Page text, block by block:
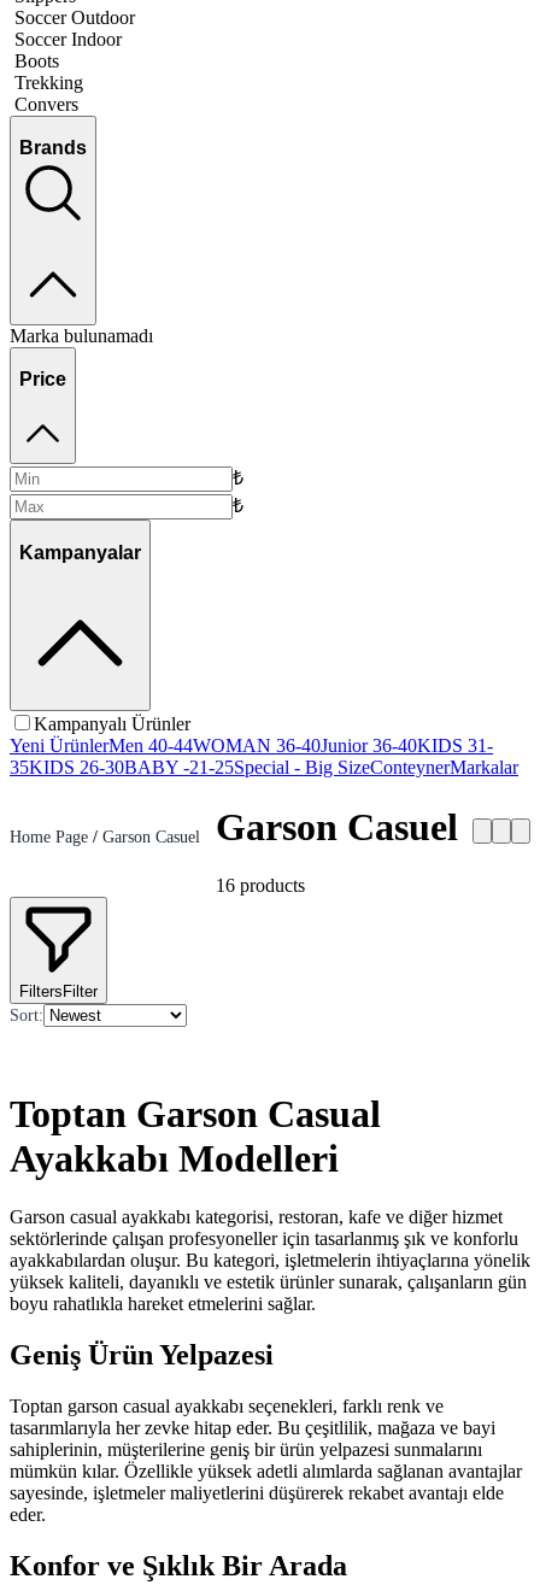
Soccer Outdoor
Soccer Indoor
Boots
Trekking
Convers
Brands
Marka bulunamadı
Price
₺
₺
Kampanyalar
Kampanyalı Ürünler
Yeni ÜrünlerMen 40-44WOMAN 36-40Junior 36-40KIDS 31-
35KIDS 26-30BABY -21-25Special - Big SizeConteynerMarkalar
Home Page / Garson Casuel Garson Casuel
16 products
Filters Filter
Sort:
Toptan Garson Casual
Ayakkabı Modelleri
Garson casual ayakkabı kategorisi, restoran, kafe ve diğer hizmet
sektörlerinde çalışan profesyoneller için tasarlanmış şık ve konforlu
ayakkabılardan oluşur. Bu kategori, işletmelerin ihtiyaçlarına yönelik
yüksek kaliteli, dayanıklı ve estetik ürünler sunarak, çalışanların gün
boyu rahatlıkla hareket etmelerini sağlar.
Geniş Ürün Yelpazesi
Toptan garson casual ayakkabı seçenekleri, farklı renk ve
tasarımlarıyla her zevke hitap eder. Bu çeşitlilik, mağaza ve bayi
sahiplerinin, müşterilerine geniş bir ürün yelpazesi sunmalarını
mümkün kılar. Özellikle yüksek adetli alımlarda sağlanan avantajlar
sayesinde, işletmeler maliyetlerini düşürerek rekabet avantajı elde
eder.
Konfor ve Şıklık Bir Arada